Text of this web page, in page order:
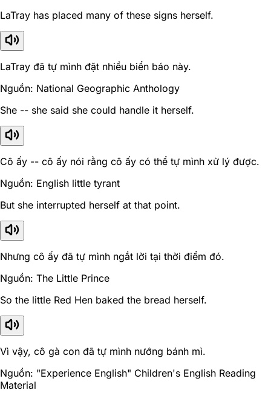
LaTray has placed many of these signs herself.
LaTray đã tự mình đặt nhiều biển báo này.
Nguồn: National Geographic Anthology
She -- she said she could handle it herself.
Cô ấy -- cô ấy nói rằng cô ấy có thể tự mình xử lý được.
Nguồn: English little tyrant
But she interrupted herself at that point.
Nhưng cô ấy đã tự mình ngắt lời tại thời điểm đó.
Nguồn: The Little Prince
So the little Red Hen baked the bread herself.
Vì vậy, cô gà con đã tự mình nướng bánh mì.
Nguồn: "Experience English" Children's English Reading
Material